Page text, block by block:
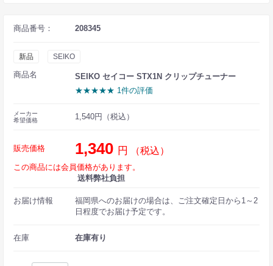
商品番号： 208345
新品 SEIKO
商品名
SEIKO セイコー STX1N クリップチューナー
★★★★★ 1件の評価
メーカー
希望価格
1,540円（税込）
販売価格 1,340 円 （税込）
この商品には会員価格があります。
送料弊社負担
お届け情報
福岡県へのお届けの場合は、ご注文確定日から1～2
日程度でお届け予定です。
在庫 在庫有り